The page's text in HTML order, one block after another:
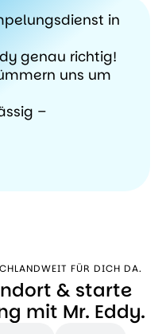
Alles
einer
Hand
in
genau richtig!
uns um
–
FÜR DICH DA.
& starte
mit Mr. Eddy.